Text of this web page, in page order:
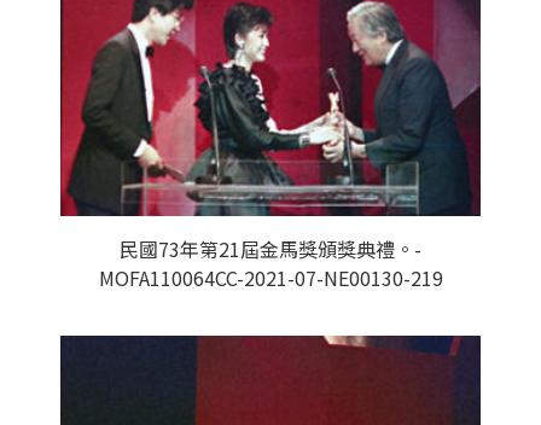
民國73年第21屆金馬獎頒獎典禮。-
MOFA110064CC-2021-07-NE00130-219